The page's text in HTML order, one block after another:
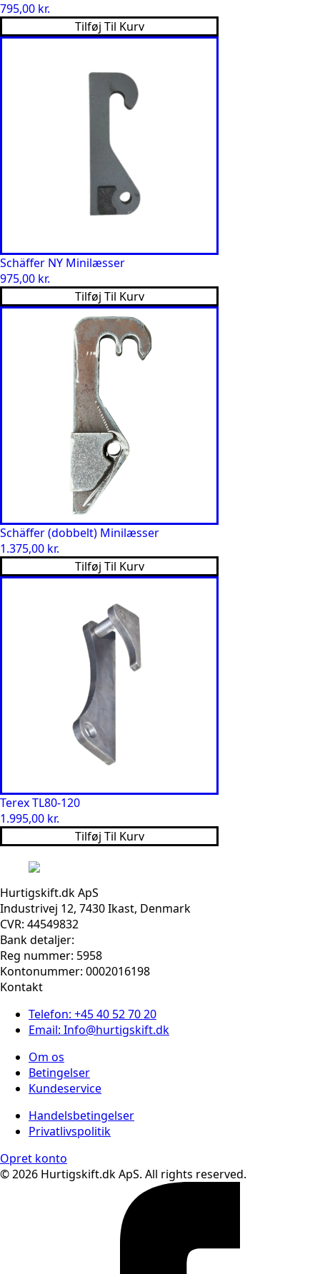
795,00 kr.
Tilføj Til Kurv
Schäffer NY Minilæsser
975,00 kr.
Tilføj Til Kurv
Schäffer (dobbelt) Minilæsser
1.375,00 kr.
Tilføj Til Kurv
Terex TL80-120
1.995,00 kr.
Tilføj Til Kurv
Hurtigskift.dk ApS
Industrivej 12, 7430 Ikast, Denmark
CVR: 44549832
Bank detaljer:
Reg nummer: 5958
Kontonummer: 0002016198
Kontakt
Telefon: +45 40 52 70 20
Email: Info@hurtigskift.dk
Om os
Betingelser
Kundeservice
Handelsbetingelser
Privatlivspolitik
Opret konto
© 2026 Hurtigskift.dk ApS. All rights reserved.